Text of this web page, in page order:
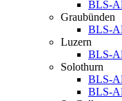
BLS-
Graubünden
BLS-
Luzern
BLS-
Solothurn
BLS-
BLS-